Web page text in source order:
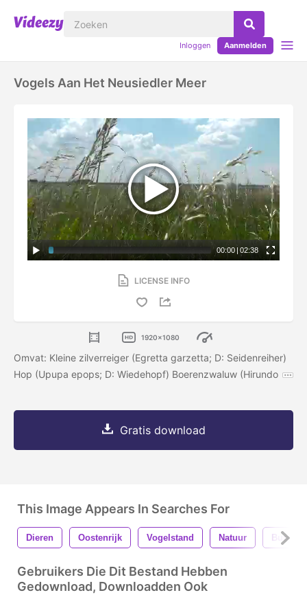
Inloggen Aanmelden
Vogels Aan Het Neusiedler Meer
00:00 | 02:38
LICENSE INFO
1920x1080
Omvat: Kleine zilverreiger (Egretta garzetta; D: Seidenreiher)
Hop (Upupa epops; D: Wiedehopf) Boerenzwaluw (Hirundo
Gratis download
This Image Appears In Searches For
Dieren Oostenrijk Vogelstand Natuur
Gebruikers Die Dit Bestand Hebben
Gedownload, Downloadden Ook